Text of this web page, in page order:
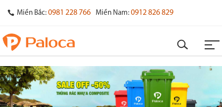
Miền Bắc: 0981 228 766 Miền Nam: 0912 826 829